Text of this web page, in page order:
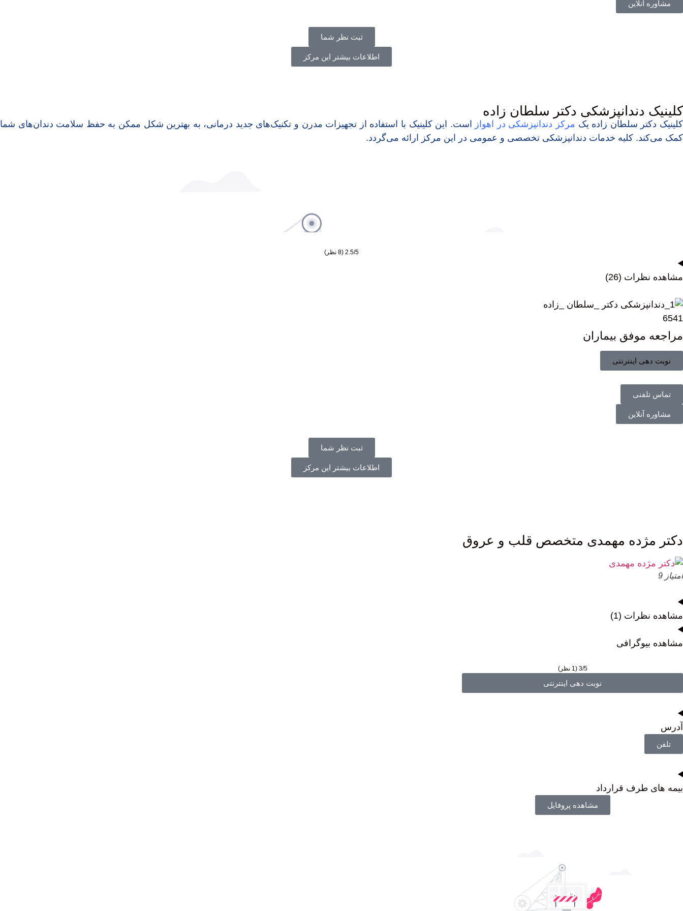
مشاوره آنلاین
ثبت نظر شما
اطلاعات بیشتر این مرکز
کلینیک ‏دندانپزشکی دکتر ‏سلطان ‏زاده
کلینیک دکتر سلطان زاده یک مرکز دندانپزشکی در اهواز است. این کلینیک با استفاده از تجهیزات مدرن و تکنیک‌های جدید درمانی، به بهترین شکل ممکن به حفظ سلامت دندان‌های شما
کمک می‌کند. کلیه خدمات دندانپزشکی تخصصی و عمومی در این مرکز ارائه می‌گردد.
2.5/5 (8 نظر)
مشاهده نظرات (26)
6541
مراجعه موفق بیماران
نوبت دهی اینترنتی
تماس تلفنی
مشاوره آنلاین
ثبت نظر شما
اطلاعات بیشتر این مرکز
دکتر مژده مهمدی متخصص قلب و عروق
امتیاز 9
مشاهده نظرات (1)
مشاهده بیوگرافی
3/5 (1 نظر)
نوبت دهی اینترنتی
آدرس
تلفن
بیمه های طرف قرارداد
مشاهده پروفایل